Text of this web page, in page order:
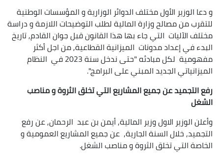
و دعا الوزير الأول مختلف الدوائر الوزارية و المؤسسات الوطنية
للتقرب من مصالح وزارة المالية لطلب التوضيحات اللازمة و دراسة
مختلف الآليات التي جاء بها هذا القانون قبل جوان القادم, تاريخ
البدء في إعداد مدونات الميزانية القطاعية, من اجل أكثر
مفهومية لكل مبادئه "حتى ندخل سنة 2023 في النظام
الميزانياتي الجديد المبني على البرامج".
رفع التجميد عن جميع المشاريع التي تخلق الثروة و مناصب
الشغل
وأعلن الوزير الاول وزير المالية, أيمن بن عبد الرحمان, عن رفع
التجميد, خلال السنة الجارية, عن جميع المشاريع العمومية و
الخاصة التي تخلق الثروة و مناصب الشغل.